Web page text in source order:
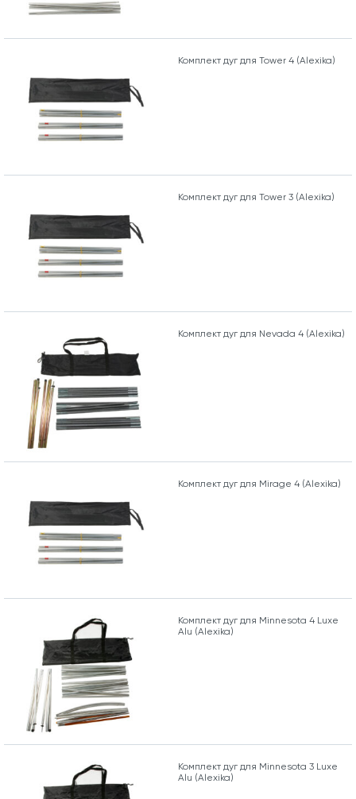
Комплект дуг для Tower 4 (Alexika)
Комплект дуг для Tower 3 (Alexika)
Комплект дуг для Nevada 4 (Alexika)
Комплект дуг для Mirage 4 (Alexika)
Комплект дуг для Minnesota 4 Luxe
Alu (Alexika)
Комплект дуг для Minnesota 3 Luxe
Alu (Alexika)